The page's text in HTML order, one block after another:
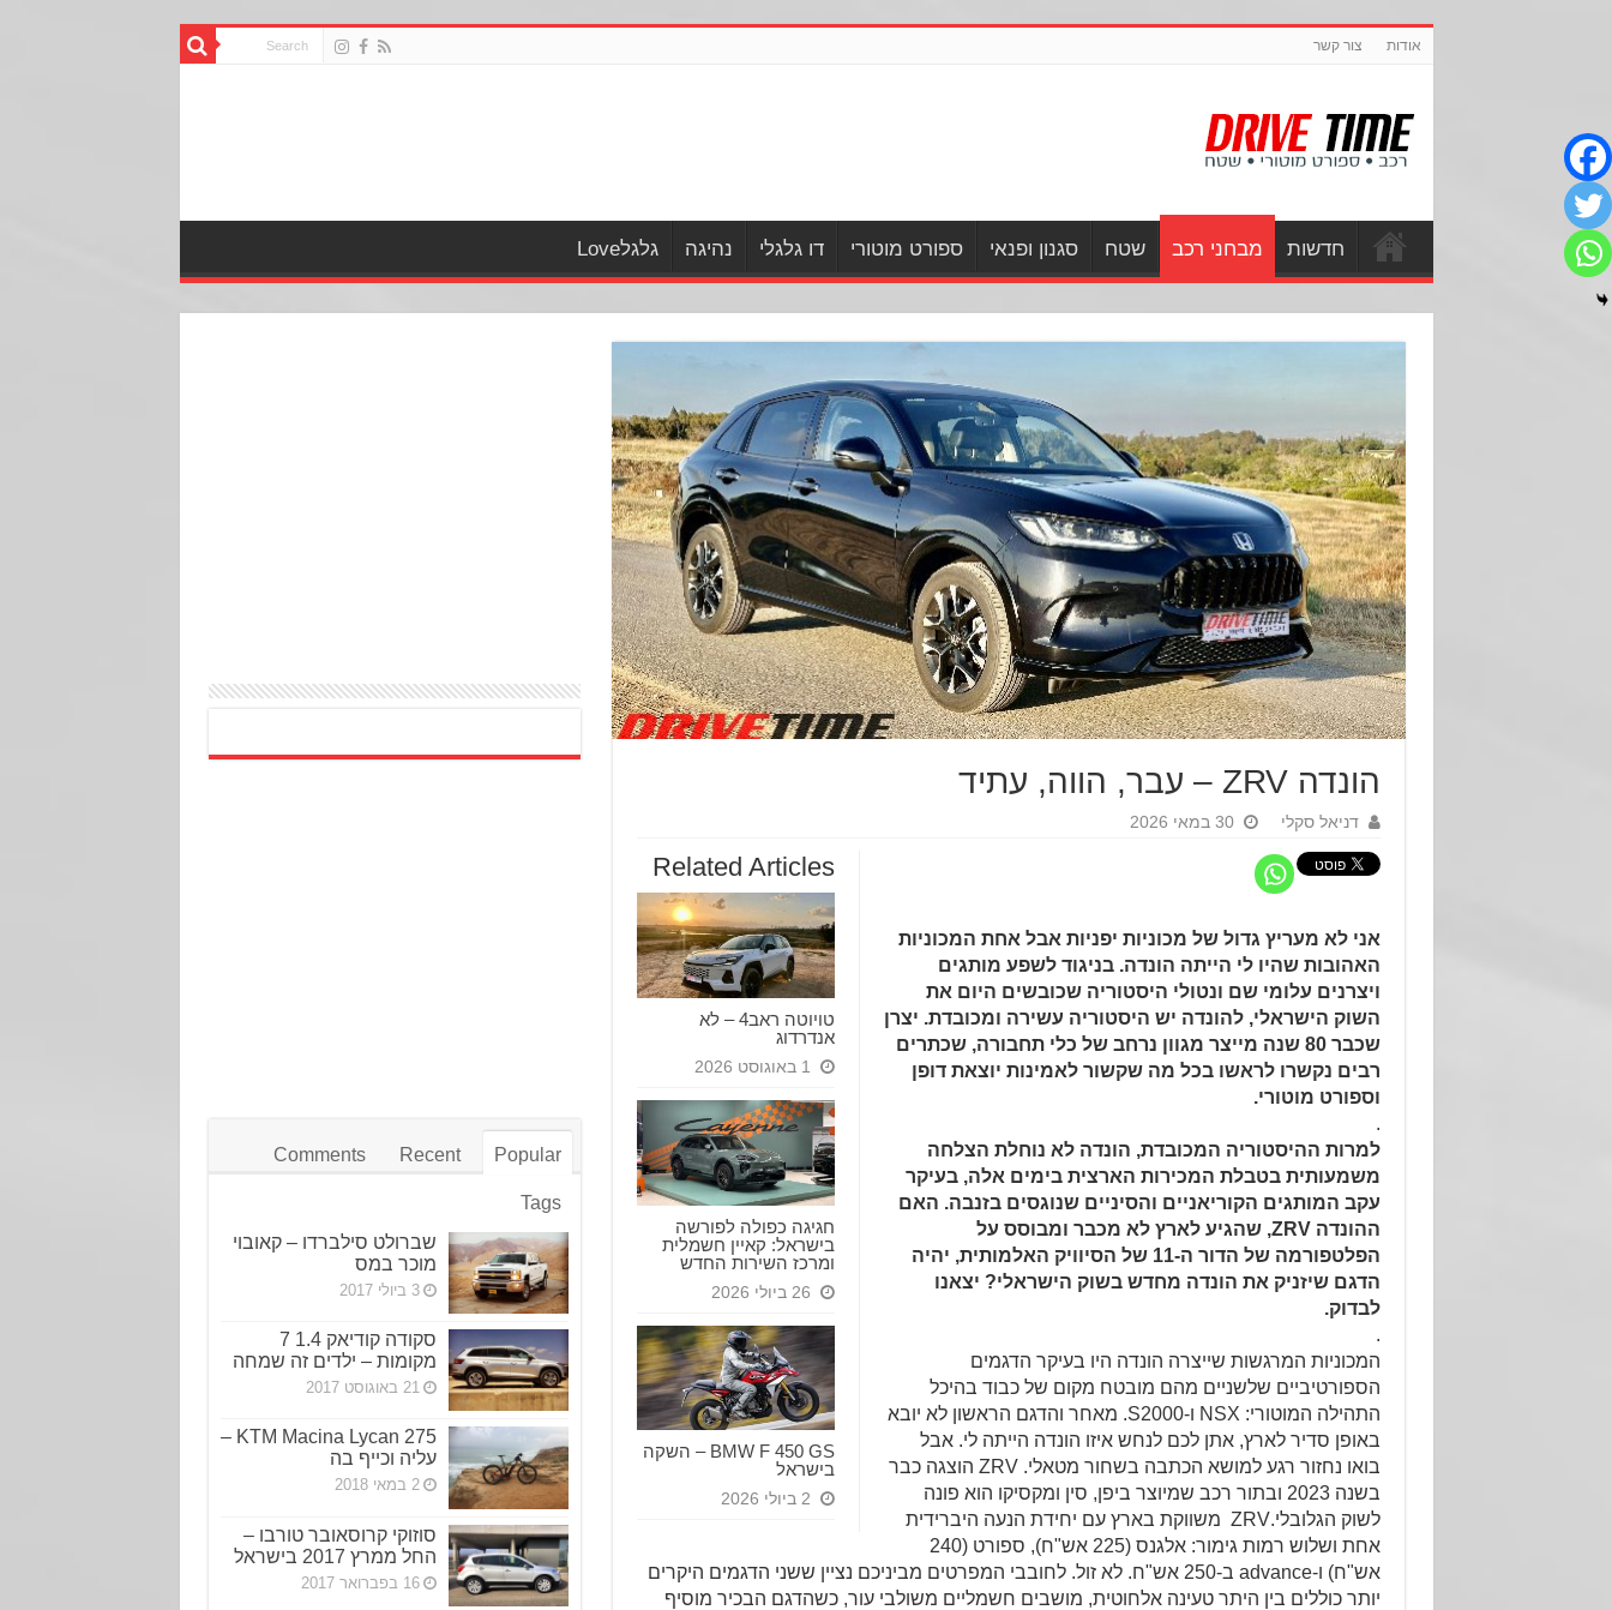
אודות צור קשר
חדשות מבחני רכב שטח סגנון ופנאי ספורט מוטורי דו גלגלי נהיגה גלגלLove
הונדה ZRV – עבר, הווה, עתיד
דניאל סקלי 30 במאי 2026
Related Articles
טויוטה ראב4 – לא
אנדרדוג
1 באוגוסט 2026
חגיגה כפולה לפורשה
בישראל: קאיין חשמלית
ומרכז השירות החדש
26 ביולי 2026
BMW F 450 GS – השקה
בישראל
2 ביולי 2026
אני לא מעריץ גדול של מכוניות יפניות אבל אחת המכוניות
האהובות שהיו לי הייתה הונדה. בניגוד לשפע מותגים
ויצרנים עלומי שם ונטולי היסטוריה שכובשים היום את
השוק הישראלי, להונדה יש היסטוריה עשירה ומכובדת. יצרן
שכבר 80 שנה מייצר מגוון נרחב של כלי תחבורה, שכתרים
רבים נקשרו לראשו בכל מה שקשור לאמינות יוצאת דופן
וספורט מוטורי.
.
למרות ההיסטוריה המכובדת, הונדה לא נוחלת הצלחה
משמעותית בטבלת המכירות הארצית בימים אלה, בעיקר
עקב המותגים הקוריאניים והסיניים שנוגסים בזנבה. האם
ההונדה ZRV, שהגיע לארץ לא מכבר ומבוסס על
הפלטפורמה של הדור ה-11 של הסיוויק האלמותית, יהיה
הדגם שיזניק את הונדה מחדש בשוק הישראלי? יצאנו
לבדוק.
.
המכוניות המרגשות שייצרה הונדה היו בעיקר הדגמים
הספורטיביים שלשניים מהם מובטח מקום של כבוד בהיכל
התהילה המוטורי: NSX ו-S2000. מאחר והדגם הראשון לא יובא
באופן סדיר לארץ, אתן לכם לנחש איזו הונדה הייתה לי. אבל
בואו נחזור רגע למושא הכתבה בשחור מטאלי. ZRV הוצגה כבר
בשנה 2023 ובתור רכב שמיוצר ביפן, סין ומקסיקו הוא פונה
לשוק הגלובלי.ZRV משווקת בארץ עם יחידת הנעה היברידית
אחת ושלוש רמות גימור: אלגנס (225 אש"ח), ספורט (240
אש"ח) ו-advance ב-250 אש"ח. לא זול. לחובבי המפרטים מביניכם נציין ששני הדגמים היקרים
יותר כוללים בין היתר טעינה אלחוטית, מושבים חשמליים משולבי עור, כשהדגם הבכיר מוסיף
Popular
Recent
Comments
Tags
שברולט סילברדו – קאובוי
מוכר במס
3 ביולי 2017
סקודה קודיאק 1.4 7
מקומות – ילדים זה שמחה
21 באוגוסט 2017
KTM Macina Lycan 275 –
עליה וכייף בה
2 במאי 2018
סוזוקי קרוסאובר טורבו –
החל ממרץ 2017 בישראל
16 בפברואר 2017